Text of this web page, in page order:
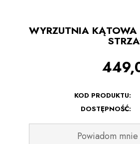
WYRZUTNIA
KOD PRODUKTU:
DOSTĘPNOŚĆ:
Powiadom